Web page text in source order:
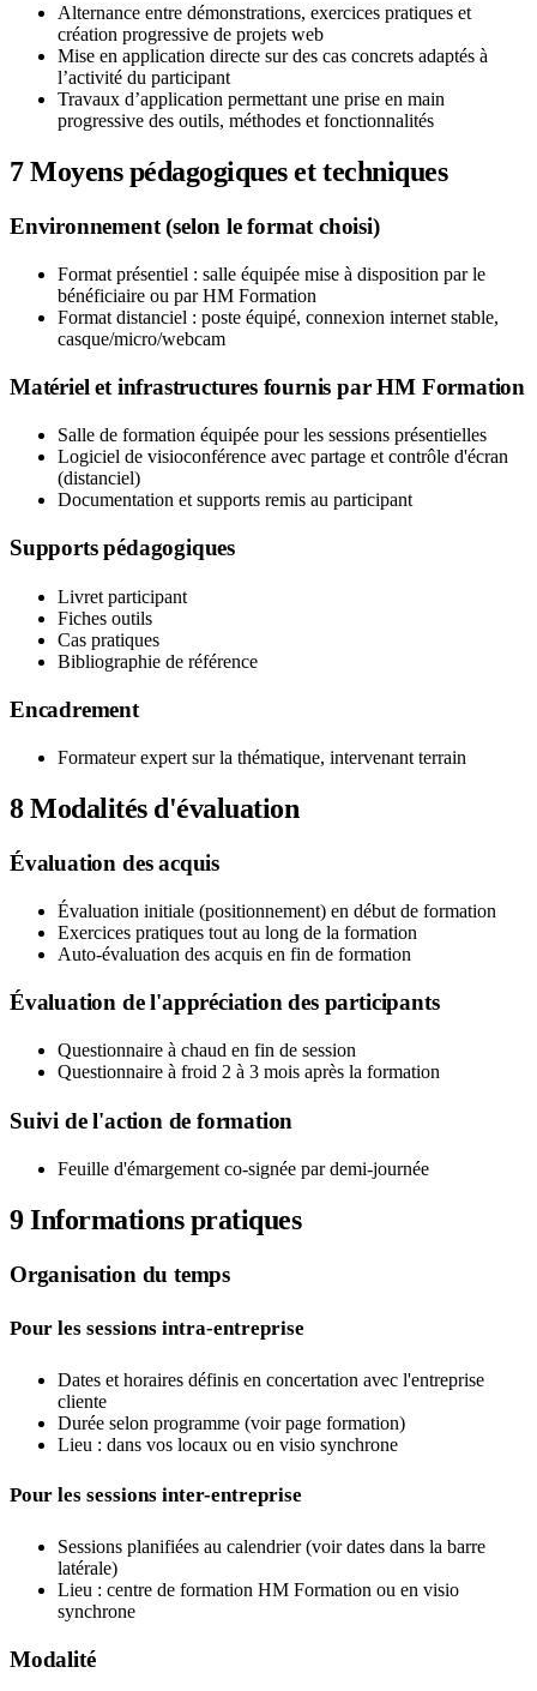
Alternance entre démonstrations, exercices pratiques et
création progressive de projets web
Mise en application directe sur des cas concrets adaptés à
l’activité du participant
Travaux d’application permettant une prise en main
progressive des outils, méthodes et fonctionnalités
7Moyens pédagogiques et techniques
Environnement (selon le format choisi)
Format présentiel : salle équipée mise à disposition par le
bénéficiaire ou par HM Formation
Format distanciel : poste équipé, connexion internet stable,
casque/micro/webcam
Matériel et infrastructures fournis par HM Formation
Salle de formation équipée pour les sessions présentielles
Logiciel de visioconférence avec partage et contrôle d'écran
(distanciel)
Documentation et supports remis au participant
Supports pédagogiques
Livret participant
Fiches outils
Cas pratiques
Bibliographie de référence
Encadrement
Formateur expert sur la thématique, intervenant terrain
8Modalités d'évaluation
Évaluation des acquis
Évaluation initiale (positionnement) en début de formation
Exercices pratiques tout au long de la formation
Auto-évaluation des acquis en fin de formation
Évaluation de l'appréciation des participants
Questionnaire à chaud en fin de session
Questionnaire à froid 2 à 3 mois après la formation
Suivi de l'action de formation
Feuille d'émargement co-signée par demi-journée
9Informations pratiques
Organisation du temps
Pour les sessions intra-entreprise
Dates et horaires définis en concertation avec l'entreprise
cliente
Durée selon programme (voir page formation)
Lieu : dans vos locaux ou en visio synchrone
Pour les sessions inter-entreprise
Sessions planifiées au calendrier (voir dates dans la barre
latérale)
Lieu : centre de formation HM Formation ou en visio
synchrone
Modalité